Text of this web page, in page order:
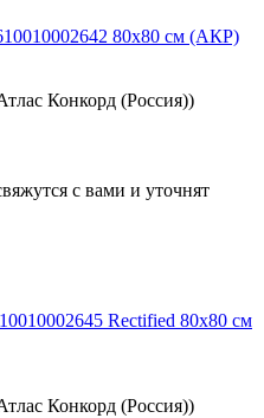
80x80 см (АКР)
Конкорд (Россия))
с вами и уточнят
Rectified 80x80 см
Конкорд (Россия))